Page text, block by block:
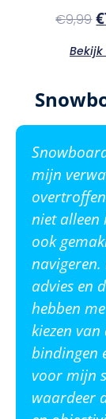
€9,99 €
Bekijk
mijn
niet
ook
navigeren.
advies en
hebben
kiezen van
bindingen
voor mijn
waardeer